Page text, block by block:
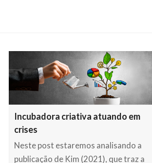
Incubadora criativa atuando em
crises
Neste post estaremos analisando a
publicação de Kim (2021), que traz a